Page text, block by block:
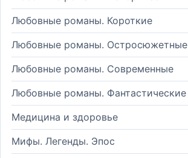
Любовные романы. Короткие
Любовные романы. Остросюжетные
Любовные романы. Современные
Любовные романы. Фантастические
Медицина и здоровье
Мифы. Легенды. Эпос